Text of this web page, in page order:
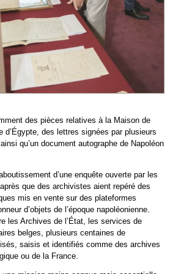
des pièces relatives à la Maison de
d’Égypte, des lettres signées par plusieurs
qu’un document autographe de Napoléon
d’une enquête ouverte par les
que des archivistes aient repéré des
mis en vente sur des plateformes
d’objets de l’époque napoléonienne.
les Archives de l’État, les services de
belges, plusieurs centaines de
saisis et identifiés comme des archives
ou de la France.